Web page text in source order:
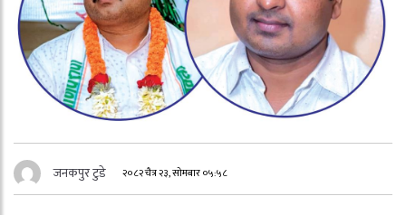
जनकपुर टुडे २०८२ चैत्र २३, सोमबार ०५:५८